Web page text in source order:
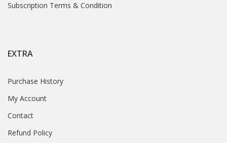
Subscription Terms & Condition
EXTRA
Purchase History
My Account
Contact
Refund Policy